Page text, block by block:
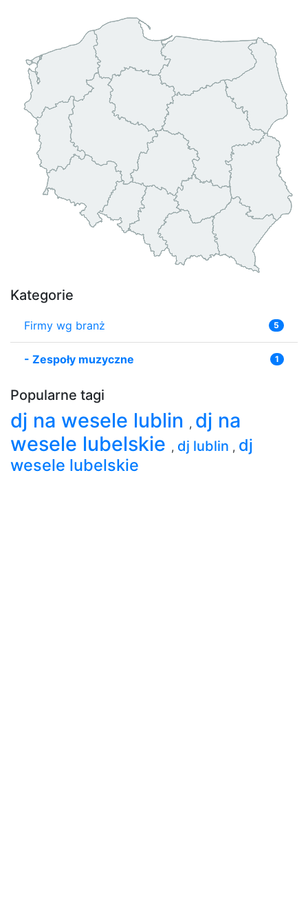
Kategorie
Firmy wg branż 5
- Zespoły muzyczne 1
Popularne tagi
dj na wesele lublin , dj na
wesele lubelskie , dj lublin , dj
wesele lubelskie